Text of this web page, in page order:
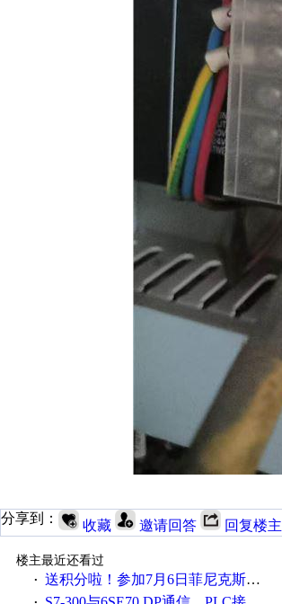
分享到： 收藏 邀请回答 回复楼主
楼主最近还看过
· 送积分啦！参加7月6日菲尼克斯在线研讨会即得